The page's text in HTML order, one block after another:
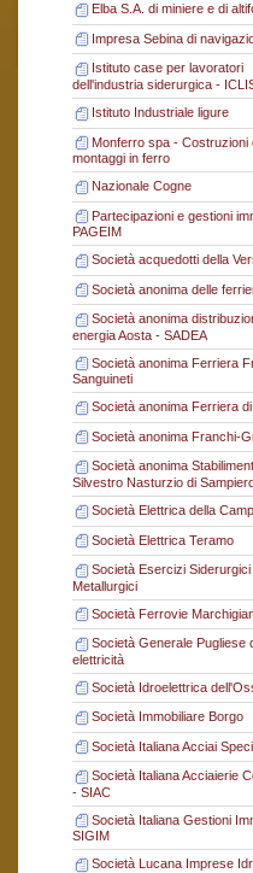
Elba S.A. di miniere e di
Impresa Sebina di
Istituto case per lavoratori
dell'industria siderurgica -
Istituto Industriale ligure
Monferro spa - Costruzioni
montaggi in ferro
Nazionale Cogne
Partecipazioni e gestioni
PAGEIM
Società acquedotti della
Società anonima delle
Società anonima
energia Aosta - SADEA
Società anonima Ferriera
Sanguineti
Società anonima Ferriera di
Società anonima Franchi-
Società anonima
Silvestro Nasturzio di
Società Elettrica della
Società Elettrica Teramo
Società Esercizi Siderurgici
Metallurgici
Società Ferrovie
Società Generale Pugliese
elettricità
Società Idroelettrica
Società Immobiliare Borgo
Società Italiana Acciai
Società Italiana Acciaierie
- SIAC
Società Italiana Gestioni
SIGIM
Società Lucana Imprese